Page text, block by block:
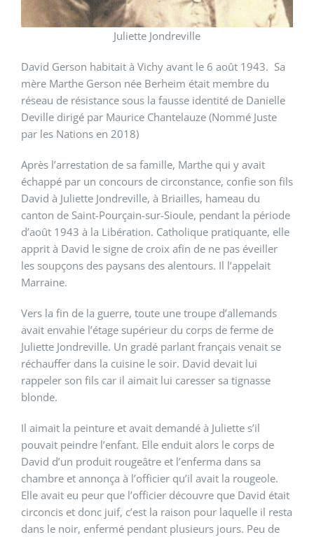
Juliette Jondreville
David Gerson habitait à Vichy avant le 6 août 1943. Sa
mère Marthe Gerson née Berheim était membre du
réseau de résistance sous la fausse identité de Danielle
Deville dirigé par Maurice Chantelauze (Nommé Juste
par les Nations en 2018)
Après l’arrestation de sa famille, Marthe qui y avait
échappé par un concours de circonstance, confie son fils
David à Juliette Jondreville, à Briailles, hameau du
canton de Saint-Pourçain-sur-Sioule, pendant la période
d’août 1943 à la Libération. Catholique pratiquante, elle
apprit à David le signe de croix afin de ne pas éveiller
les soupçons des paysans des alentours. Il l’appelait
Marraine.
Vers la fin de la guerre, toute une troupe d’allemands
avait envahie l’étage supérieur du corps de ferme de
Juliette Jondreville. Un gradé parlant français venait se
réchauffer dans la cuisine le soir. David devait lui
rappeler son fils car il aimait lui caresser sa tignasse
blonde.
Il aimait la peinture et avait demandé à Juliette s’il
pouvait peindre l’enfant. Elle enduit alors le corps de
David d’un produit rougeâtre et l’enferma dans sa
chambre et annonça à l’officier qu’il avait la rougeole.
Elle avait eu peur que l’officier découvre que David était
circoncis et donc juif, c’est la raison pour laquelle il resta
dans le noir, enfermé pendant plusieurs jours. Peu de